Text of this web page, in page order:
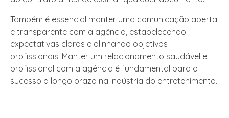
Também é essencial manter uma comunicação aberta
e transparente com a agência, estabelecendo
expectativas claras e alinhando objetivos
profissionais. Manter um relacionamento saudável e
profissional com a agência é fundamental para o
sucesso a longo prazo na indústria do entretenimento.